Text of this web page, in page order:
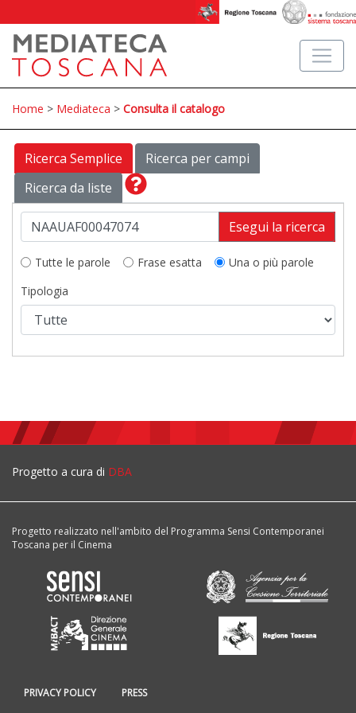
Home > Mediateca > Consulta il catalogo
Ricerca Semplice
Ricerca per campi
Ricerca da liste
Esegui la ricerca
Tutte le parole Frase esatta
Una o più parole
Tipologia
Progetto a cura di DBA
Progetto realizzato nell'ambito del Programma Sensi Contemporanei
Toscana per il Cinema
PRIVACY POLICY PRESS